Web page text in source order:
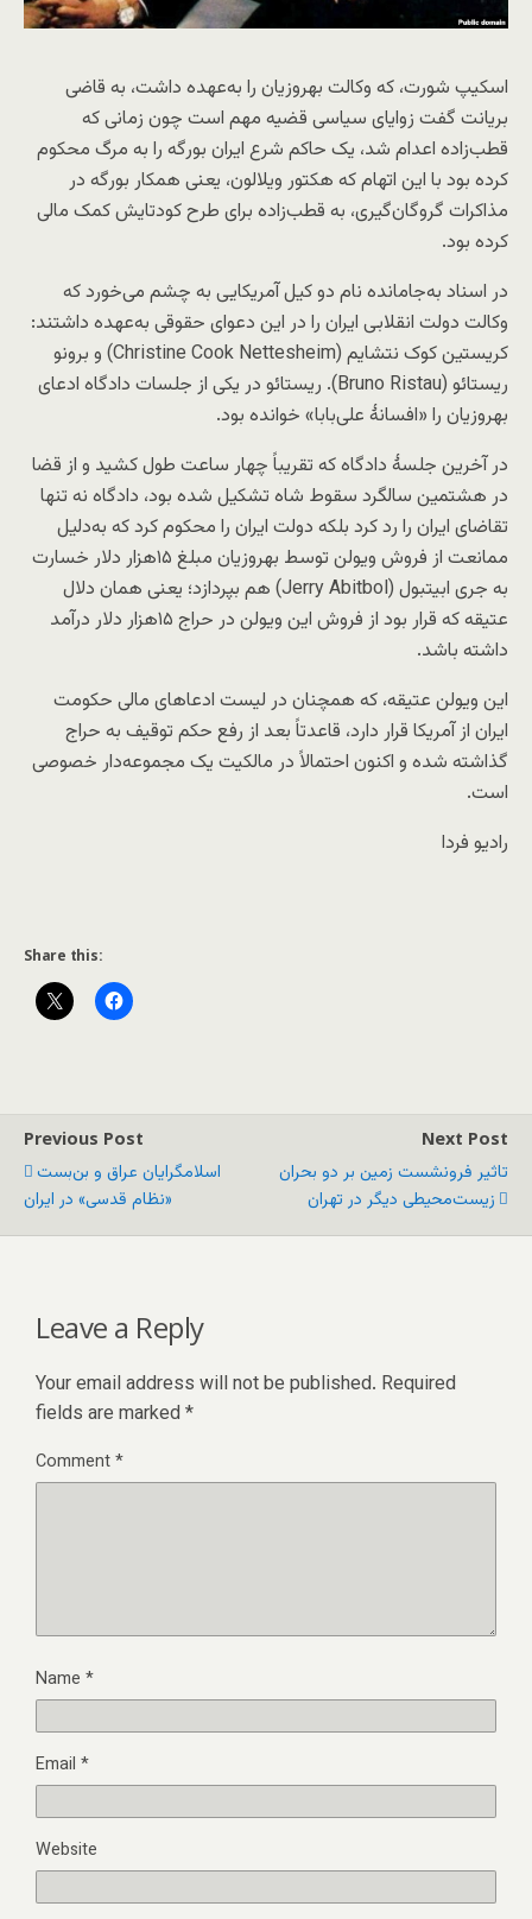
اسکیپ شورت، که وکالت بهروزیان را به‌عهده داشت، به قاضی
بریانت گفت زوایای سیاسی قضیه مهم است چون زمانی که
قطب‌زاده اعدام شد، یک حاکم شرع ایران بورگه را به مرگ محکوم
کرده بود با این اتهام که هکتور ویلالون، یعنی همکار بورگه در
مذاکرات گروگان‌گیری، به قطب‌زاده برای طرح کودتایش کمک مالی
کرده بود.
در اسناد به‌جامانده نام دو کیل آمریکایی به چشم می‌خورد که
وکالت دولت انقلابی ایران را در این دعوای حقوقی به‌عهده داشتند:
کریستین کوک نتشایم (Christine Cook Nettesheim) و برونو
ریستائو (Bruno Ristau). ریستائو در یکی از جلسات دادگاه ادعای
بهروزیان را «افسانهٔ علی‌بابا» خوانده بود.
در آخرین جلسهٔ دادگاه که تقریباً چهار ساعت طول کشید و از قضا
در هشتمین سالگرد سقوط شاه تشکیل شده بود، دادگاه نه تنها
تقاضای ایران را رد کرد بلکه دولت ایران را محکوم کرد که به‌دلیل
ممانعت از فروش ویولن توسط بهروزیان مبلغ ۱۵هزار دلار خسارت
به جری ابیتبول (Jerry Abitbol) هم بپردازد؛ یعنی همان دلال
عتیقه که قرار بود از فروش این ویولن در حراج ۱۵هزار دلار درآمد
داشته باشد.
این ویولن عتیقه، که همچنان در لیست ادعاهای مالی حکومت
ایران از آمریکا قرار دارد، قاعدتاً بعد از رفع حکم توقیف به حراج
گذاشته شده و اکنون احتمالاً در مالکیت یک مجموعه‌دار خصوصی‌
است.
رادیو فردا
Share this:
Previous Post
اسلامگرایان عراق و بن‌بست
«نظام قدسی» در ایران
Next Post
تاثیر فرونشست زمین بر دو بحران
زیست‌محیطی دیگر در تهران
Leave a Reply
Your email address will not be published. Required
fields are marked *
Comment*
Name *
Email *
Website